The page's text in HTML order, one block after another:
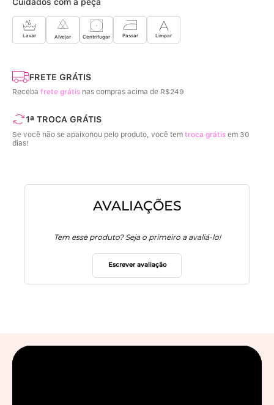
Lavar Alvejar Centrifugar Passar Limpar
FRETE GRÁTIS
Receba frete grátis nas compras acima de R$249
1ª TROCA GRÁTIS
Se você não se apaixonou pelo produto, você tem troca grátis em 30
dias!
AVALIAÇÕES
Tem esse produto? Seja o primeiro a avaliá-lo!
Escrever avaliação